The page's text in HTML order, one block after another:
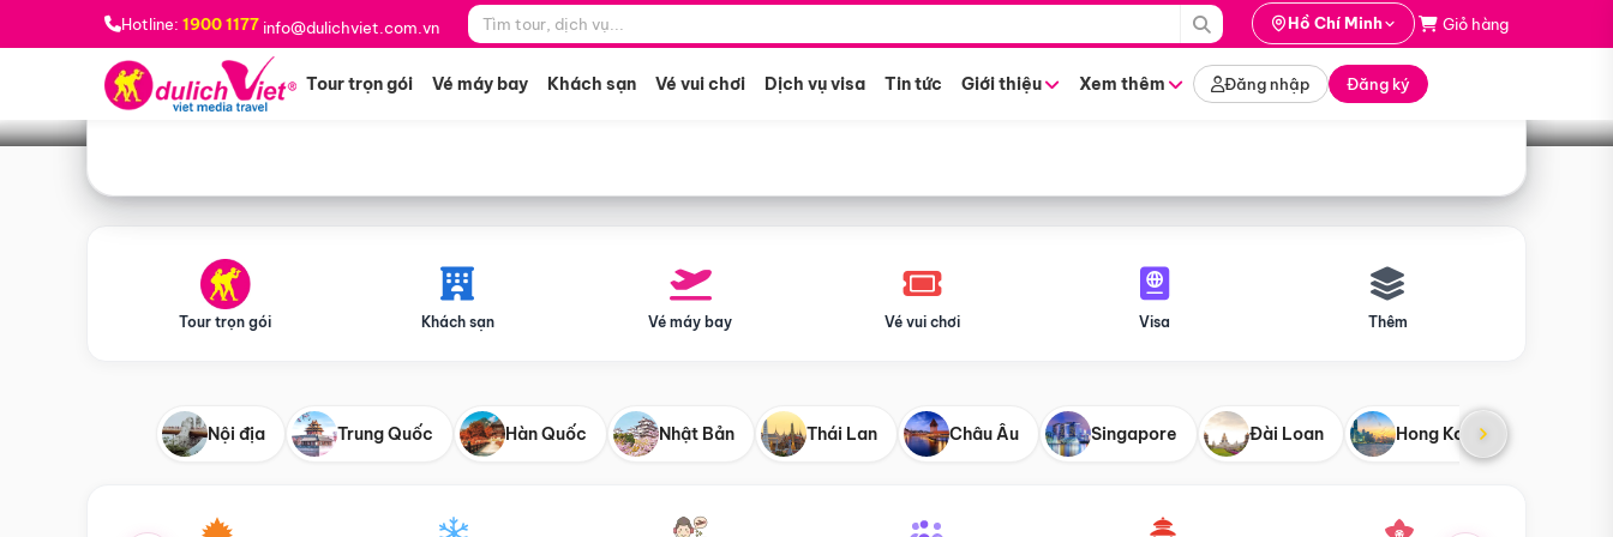
Hotline: 1900 1177 info@dulichviet.com.vn Hồ Chí Minh Giỏ hàng
Tour trọn gói Vé máy bay Khách sạn Vé vui chơi Dịch vụ visa Tin tức Giới thiệu Xem thêm Đăng nhập Đăng ký
Bạn muốn đi đâu? *
Tìm tour
Tour trọn gói Khách sạn Vé máy bay Vé vui chơi Visa Thêm
Nội địa Trung Quốc Hàn Quốc Nhật Bản Thái Lan Châu Âu Singapore Đài Loan Hong Kong